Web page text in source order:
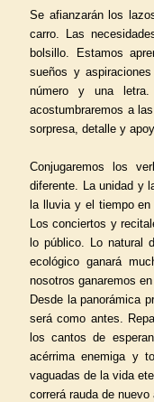
Se afianzarán los
carro. Las
bolsillo. Estamos
sueños y
número y una letra.
acostumbraremos a
sorpresa, detalle y
Conjugaremos los
diferente. La unidad y
la lluvia y el tiempo
Los conciertos y
lo público. Lo natural
ecológico ganará
nosotros ganaremos
Desde la panorámica
será como antes.
los cantos de
acérrima enemiga y
vaguadas de la vida
correrá rauda de